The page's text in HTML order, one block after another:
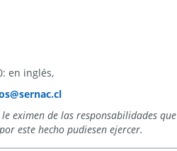
en inglés,
eximen de las responsabilidades que
este hecho pudiesen ejercer.